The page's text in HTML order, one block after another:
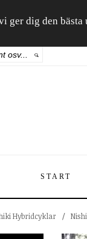
dig den
START
Hybridcyklar /